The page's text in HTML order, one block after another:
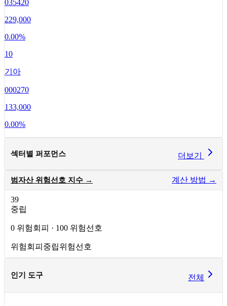
035420
229,000
0.00%
10
기아
000270
133,000
0.00%
섹터별 퍼포먼스 더보기
범자산 위험선호 지수 → 계산 방법 →
39
중립
0 위험회피 · 100 위험선호
위험회피 중립위험선호
인기 도구 전체